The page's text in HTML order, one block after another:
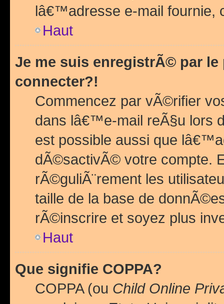
lâ€™adresse e-mail fournie,
Haut
Je me suis enregistrÃ© par
connecter?!
Commencez par vÃ©rifier
dans lâ€™e-mail reÃ§u lors
est possible aussi que
dÃ©sactivÃ© votre compte.
rÃ©guliÃ¨rement les
taille de la base de
rÃ©inscrire et soyez plus
Haut
Que signifie COPPA?
COPPA (ou Child Online